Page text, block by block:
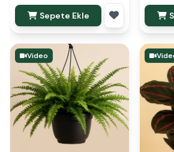
Sepete Ekle
Video